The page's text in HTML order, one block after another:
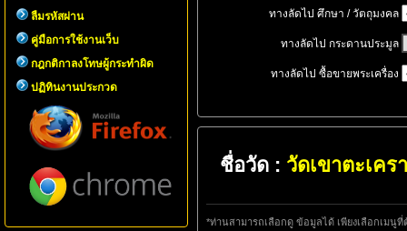
ลืมรหัสผ่าน
คู่มือการใช้งานเว็บ
กฎกติกาลงโทษผู้กระทำผิด
ปฏิทินงานประกวด
ทางลัดไป ศึกษา / วัตถุมงคล
ทางลัดไป กระดานประมูล
ทางลัดไป ซื้อขายพระเครื่อง
ชื่อวัด : วัดเขาตะเคร
*ท่านสามารถเลือกดู ข้อมูลได้ เพียงเลือกเมนูที่